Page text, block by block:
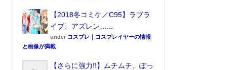
【2018冬コミケ／C95】ラブラ
イブ、アズレン…...
under コスプレ｜コスプレイヤーの情報
と画像が満載
【さらに強力!!】ムチムチ、ぽっ